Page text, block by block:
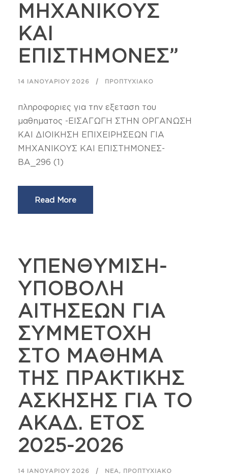
ΜΗΧΑΝΙΚΟΥΣ
ΚΑΙ
ΕΠΙΣΤΗΜΟΝΕΣ”
14 ΙΑΝΟΥΑΡΊΟΥ 2026 ΠΡΟΠΤΥΧΙΑΚΌ
πληροφοριες για την εξεταση του
μαθηματος -ΕΙΣΑΓΩΓΗ ΣΤΗΝ ΟΡΓΑΝΩΣΗ
ΚΑΙ ΔΙΟΙΚΗΣΗ ΕΠΙΧΕΙΡΗΣΕΩΝ ΓΙΑ
ΜΗΧΑΝΙΚΟΥΣ ΚΑΙ ΕΠΙΣΤΗΜΟΝΕΣ-
ΒΑ_296 (1)
Read More
ΥΠΕΝΘΥΜΙΣΗ-
ΥΠΟΒΟΛΗ
ΑΙΤΗΣΕΩΝ ΓΙΑ
ΣΥΜΜΕΤΟΧΗ
ΣΤΟ ΜΑΘΗΜΑ
ΤΗΣ ΠΡΑΚΤΙΚΗΣ
ΑΣΚΗΣΗΣ ΓΙΑ ΤΟ
ΑΚΑΔ. ΕΤΟΣ
2025-2026
14 ΙΑΝΟΥΑΡΊΟΥ 2026 ΝΈΑ, ΠΡΟΠΤΥΧΙΑΚΌ